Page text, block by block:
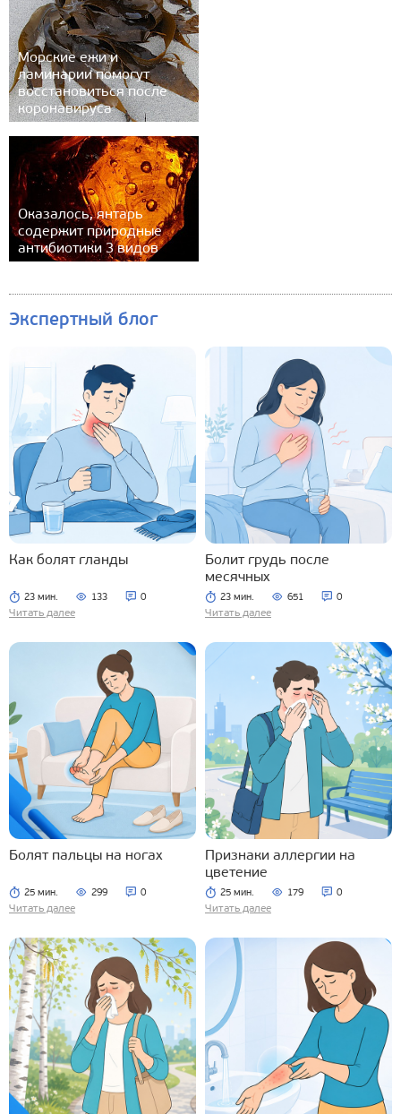
Морские ежи и
ламинарии помогут
восстановиться после
коронавируса
Оказалось, янтарь
содержит природные
антибиотики 3 видов
Экспертный блог
Как болят гланды
23 мин. 133 0
Читать далее
Болит грудь после
месячных
23 мин. 651 0
Читать далее
Болят пальцы на ногах
25 мин. 299 0
Читать далее
Признаки аллергии на
цветение
25 мин. 179 0
Читать далее